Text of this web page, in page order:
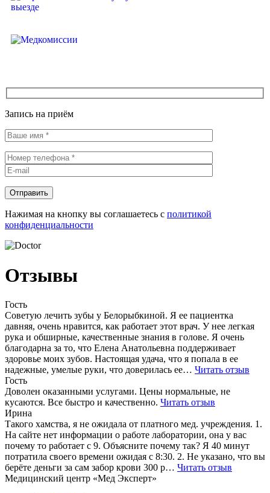
Запись на приём
Нажимая на кнопку вы соглашаетесь с политикой
конфиденциальности
Отзывы
Гость
Советую лечить зубы у Белорыбкиной. Я ее пациентка
давняя, очень нравится, как работает этот врач. У нее легкая
рука и обширные, качественные знания в голове. Я очень
благодарна за то, что Елена Анатольевна поддерживает
здоровье моих зубов. Настоящая удача, что я попала в ее
надежные, умелые руки, что доверилась ее… Читать отзыв
Гость
Доволен оказанными услугами. Цены нормальные, не
кусаются. Все быстро и качественно. Читать отзыв
Ирина
Такого хамства, я не ожидала от платного мед. учреждения. 1.
На сайте нет информации о работе лаборатории, она у вас
почему то работает с 9. Объясните почему так? Я 40 минут
потратила своего времени ожидая с 8:30. 2. Не указано, что вы
берёте деньги за сам забор крови 300 р… Читать отзыв
Медицинский центр «Мед Эксперт»